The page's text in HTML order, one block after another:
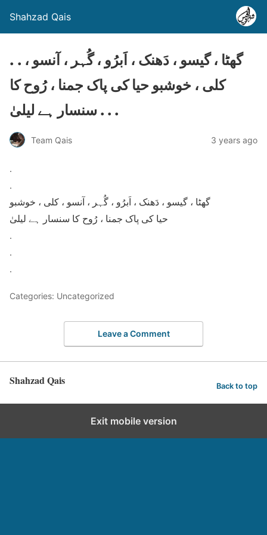
Shahzad Qais
. . گھٹا ، گیسو ، دَھنک ، اَبرُو ، گُہر ، آنسو ،
کلی ، خوشبو حیا کی پاک جمنا ، رُوح کا
سنسار ہے لیلیٰ . . .
Team Qais 3 years ago
.
.
گھٹا ، گیسو ، دَھنک ، اَبرُو ، گُہر ، آنسو ، کلی ، خوشبو
حیا کی پاک جمنا ، رُوح کا سنسار ہے لیلیٰ
.
.
.
Categories: Uncategorized
Leave a Comment
Shahzad Qais Back to top
Exit mobile version